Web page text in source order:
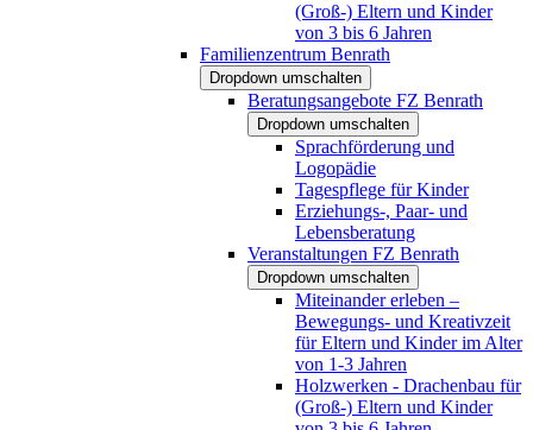
(Groß-) Eltern und Kinder
von 3 bis 6 Jahren
Familienzentrum Benrath
Dropdown umschalten
Beratungsangebote FZ Benrath
Dropdown umschalten
Sprachförderung und
Logopädie
Tagespflege für Kinder
Erziehungs-, Paar- und
Lebensberatung
Veranstaltungen FZ Benrath
Dropdown umschalten
Miteinander erleben –
Bewegungs- und Kreativzeit
für Eltern und Kinder im Alter
von 1-3 Jahren
Holzwerken - Drachenbau für
(Groß-) Eltern und Kinder